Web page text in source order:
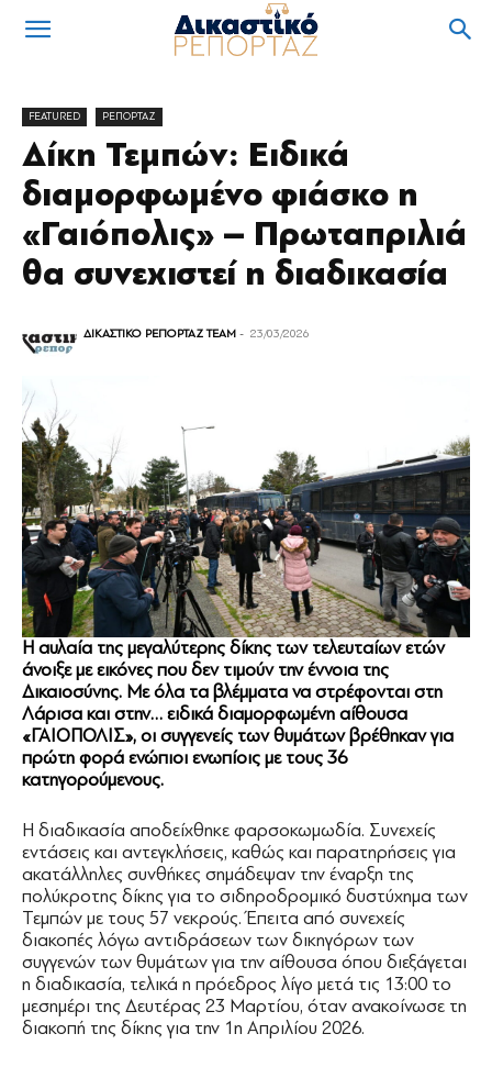
FEATURED ΡΕΠΟΡΤΑΖ
Δίκη Τεμπών: Ειδικά
διαμορφωμένο φιάσκο η
«Γαιόπολις» – Πρωταπριλιά
θα συνεχιστεί η διαδικασία
ΔΙΚΑΣΤΙΚΟ ΡΕΠΟΡΤΑΖ TEAM - 23/03/2026
Η αυλαία της μεγαλύτερης δίκης των τελευταίων ετών
άνοιξε με εικόνες που δεν τιμούν την έννοια της
Δικαιοσύνης. Με όλα τα βλέμματα να στρέφονται στη
Λάρισα και στην… ειδικά διαμορφωμένη αίθουσα
«ΓΑΙΟΠΟΛΙΣ», οι συγγενείς των θυμάτων βρέθηκαν για
πρώτη φορά ενώπιοι ενωπίοις με τους 36
κατηγορούμενους.
Η διαδικασία αποδείχθηκε φαρσοκωμωδία. Συνεχείς
εντάσεις και αντεγκλήσεις, καθώς και παρατηρήσεις για
ακατάλληλες συνθήκες σημάδεψαν την έναρξη της
πολύκροτης δίκης για το σιδηροδρομικό δυστύχημα των
Τεμπών με τους 57 νεκρούς. Έπειτα από συνεχείς
διακοπές λόγω αντιδράσεων των δικηγόρων των
συγγενών των θυμάτων για την αίθουσα όπου διεξάγεται
η διαδικασία, τελικά η πρόεδρος λίγο μετά τις 13:00 το
μεσημέρι της Δευτέρας 23 Μαρτίου, όταν ανακοίνωσε τη
διακοπή της δίκης για την 1η Απριλίου 2026.